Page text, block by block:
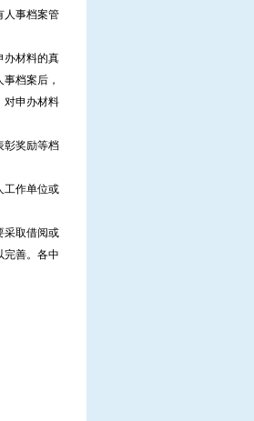
人事档案管
办材料的真
档案后，
对申办材料
彰奖励等档
工作单位或
采取借阅或
完善。各中